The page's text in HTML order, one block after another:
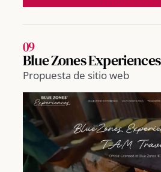
09
Blue Zones Experiences
Propuesta de sitio web